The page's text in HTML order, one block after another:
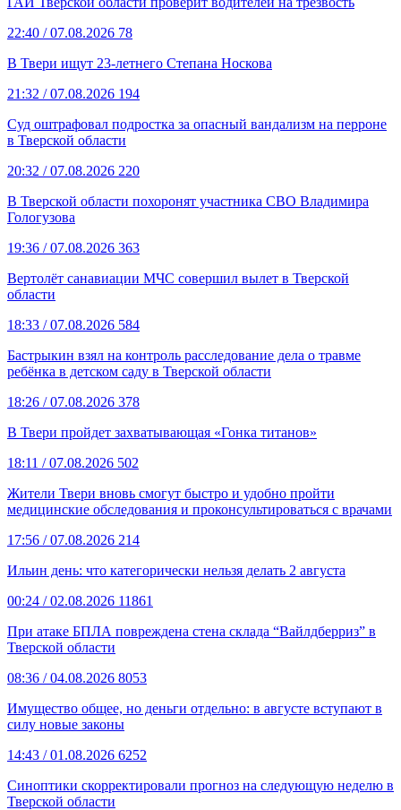
22:40 / 07.08.2026 78
В Твери ищут 23-летнего Степана Носкова
21:32 / 07.08.2026 194
Суд оштрафовал подростка за опасный вандализм на перроне
в Тверской области
20:32 / 07.08.2026 220
В Тверской области похоронят участника СВО Владимира
Гологузова
19:36 / 07.08.2026 363
Вертолёт санавиации МЧС совершил вылет в Тверской
области
18:33 / 07.08.2026 584
Бастрыкин взял на контроль расследование дела о травме
ребёнка в детском саду в Тверской области
18:26 / 07.08.2026 378
В Твери пройдет захватывающая «Гонка титанов»
18:11 / 07.08.2026 502
Жители Твери вновь смогут быстро и удобно пройти
медицинские обследования и проконсультироваться с врачами
17:56 / 07.08.2026 214
Ильин день: что категорически нельзя делать 2 августа
00:24 / 02.08.2026 11861
При атаке БПЛА повреждена стена склада “Вайлдберриз” в
Тверской области
08:36 / 04.08.2026 8053
Имущество общее, но деньги отдельно: в августе вступают в
силу новые законы
14:43 / 01.08.2026 6252
Синоптики скорректировали прогноз на следующую неделю в
Тверской области